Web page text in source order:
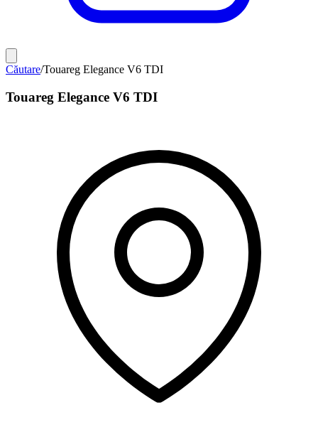
Căutare/Touareg Elegance V6 TDI
Touareg Elegance V6 TDI